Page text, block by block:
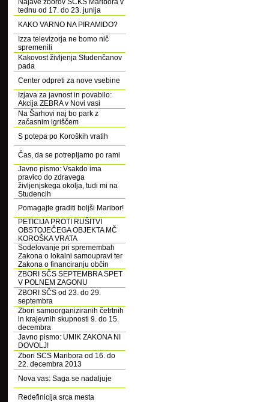
Najave zborov SČKS Maribora v
tednu od 17. do 23. junija
KAKO VARNO NA PIRAMIDO?
Izza televizorja ne bomo nič
spremenili
Kakovost življenja Studenčanov
pada
Center odpreti za nove vsebine
Izjava za javnost in povabilo:
Akcija ZEBRA v Novi vasi
Na Šarhovi naj bo park z
začasnim igriščem
S potepa po Koroških vratih
Čas, da se potrepljamo po rami
Javno pismo: Vsakdo ima
pravico do zdravega
življenjskega okolja, tudi mi na
Studencih
Pomagajte graditi boljši Maribor!
PETICIJA PROTI RUŠITVI
OBSTOJEČEGA OBJEKTA MČ
KOROŠKA VRATA
Sodelovanje pri spremembah
Zakona o lokalni samoupravi ter
Zakona o financiranju občin
ZBORI SČS SEPTEMBRA SPET
V POLNEM ZAGONU
ZBORI SČS od 23. do 29.
septembra
Zbori samoorganiziranih četrtnih
in krajevnih skupnosti 9. do 15.
decembra
Javno pismo: UMIK ZAKONA NI
DOVOLJ!
Zbori SCS Maribora od 16. do
22. decembra 2013
Nova vas: Saga se nadaljuje
Redefinicija srca mesta